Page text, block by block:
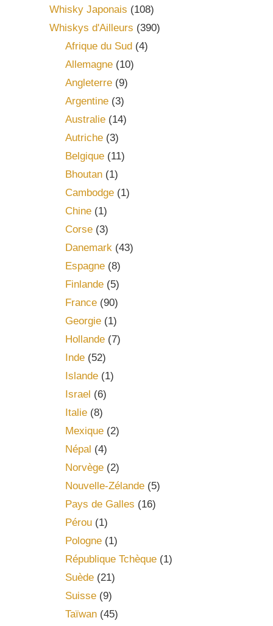
Whisky Japonais (108)
Whiskys d'Ailleurs (390)
Afrique du Sud(4)
Allemagne(10)
Angleterre(9)
Argentine(3)
Australie(14)
Autriche(3)
Belgique(11)
Bhoutan(1)
Cambodge(1)
Chine(1)
Corse(3)
Danemark(43)
Espagne(8)
Finlande(5)
France(90)
Georgie(1)
Hollande(7)
Inde(52)
Islande(1)
Israel (6)
Italie(8)
Mexique(2)
Népal (4)
Norvège(2)
Nouvelle-Zélande(5)
Pays de Galles (16)
Pérou(1)
Pologne(1)
République Tchèque(1)
Suède(21)
Suisse(9)
Taïwan(45)